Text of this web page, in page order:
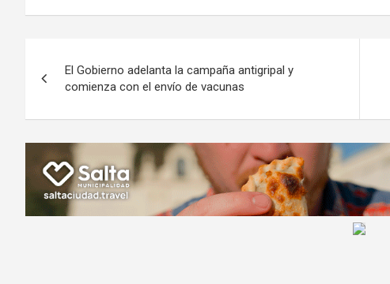
ce
o
o
k
tt at
A
p
p
e
a
m
ail ail h
o
ail
se
de
entradas
El Gobierno adelanta la campaña antigripal y
comienza con el envío de vacunas